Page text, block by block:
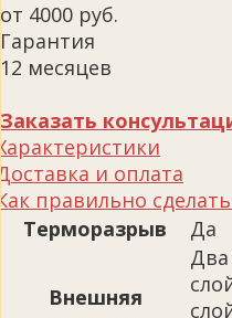
от 4000 руб.
Гарантия
12 месяцев
Заказать
и оплата
правильно
Терморазрыв
Да
Внешняя